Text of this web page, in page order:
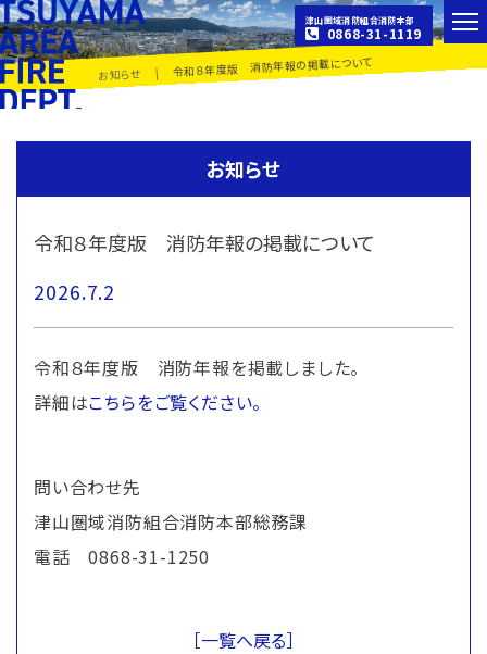
津山圏域消防組合消防本部
0868-31-1119
お知らせ | 令和８年度版 消防年報の掲載について
お知らせ
令和８年度版 消防年報の掲載について
2026.7.2
令和８年度版 消防年報を掲載しました。
詳細はこちらをご覧ください。
問い合わせ先
津山圏域消防組合消防本部総務課
電話 0868-31-1250
［一覧へ戻る］